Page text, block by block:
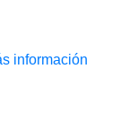
información